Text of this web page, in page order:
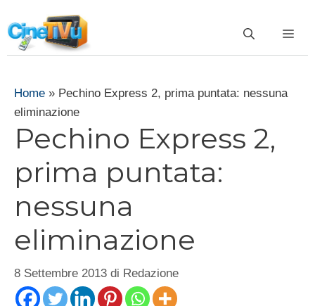
al
contenuto
Home » Pechino Express 2, prima puntata: nessuna
eliminazione
Pechino Express 2,
prima puntata:
nessuna
eliminazione
8 Settembre 2013 di Redazione